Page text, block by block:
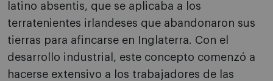
latino absentis, que se aplicaba a los
terratenientes irlandeses que abandonaron sus
tierras para afincarse en Inglaterra. Con el
desarrollo industrial, este concepto comenzó a
hacerse extensivo a los trabajadores de las